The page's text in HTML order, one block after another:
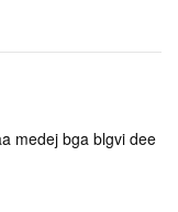
medej bga blgvi dee